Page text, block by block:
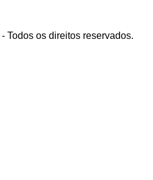
- Todos os direitos reservados.